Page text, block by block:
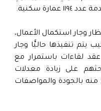
من ١٧٠ ساحة انتظار وجار استكمال الأعمال،
يتم تنفيذها حاليًّا وجار
لقاءات باستمرار مع
على زيادة معدلات
منه بالجودة والمواصفات